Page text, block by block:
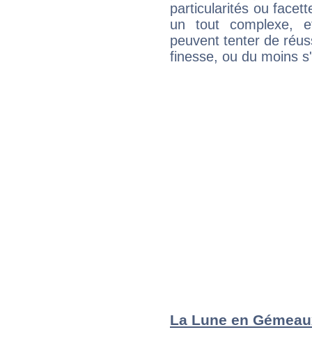
particularités ou
un tout complexe,
peuvent tenter de
finesse, ou du moins
La Lune en